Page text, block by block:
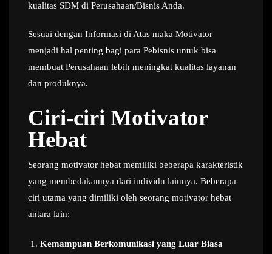
kualitas SDM di Perusahaan/Bisnis Anda.
Sesuai dengan Informasi di Atas maka Motivator
menjadi hal penting bagi para Pebisnis untuk bisa
membuat Perusahaan lebih meningkat kualitas layanan
dan produknya.
Ciri-ciri Motivator
Hebat
Seorang motivator hebat memiliki beberapa karakteristik
yang membedakannya dari individu lainnya. Beberapa
ciri utama yang dimiliki oleh seorang motivator hebat
antara lain:
Kemampuan Berkomunikasi yang Luar Biasa